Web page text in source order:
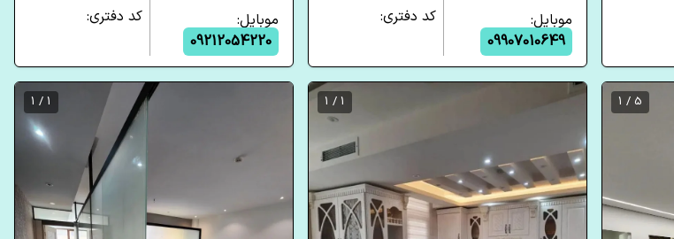
موبایل:
09907010649
کد دفتری:
موبایل:
09212054220
کد دفتری:
5 / 1
1 / 1
1 / 1